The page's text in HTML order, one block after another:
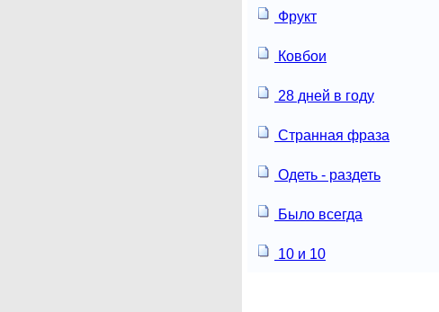
Фрукт
Ковбои
28 дней в году
Странная фраза
Одеть - раздеть
Было всегда
10 и 10